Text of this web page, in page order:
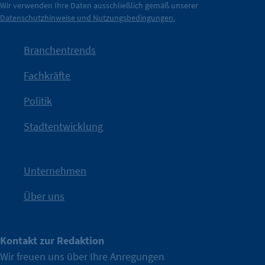
IHK Berlin. Offizieller Unterstützer der Berliner Wirtschaft.
Nach einer aufmerksamkeitsstarken Teaserphase geht die
Kampagne der IHK Berlin in die nächste Stufe. Mit
IHK?“wurde bewusst Neugier geweckt und Gespräche
mit Haltung.
Die Unternehmer stehen stellvertretend für die Vielfalt
der Berliner Wirtschaft.
Wir verwenden Ihre Daten ausschließlich gemäß unserer
Datenschutzhinweise und Nutzungsbedingungen.
Branchentrends
Fachkräfte
Politik
Stadtentwicklung
Unternehmen
Über uns
Kontakt zur Redaktion
Wir freuen uns über Ihre Anregungen